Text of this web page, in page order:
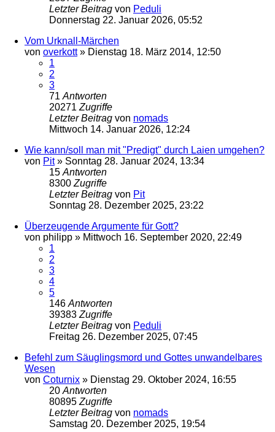
Letzter Beitrag von Peduli
Donnerstag 22. Januar 2026, 05:52
Vom Urknall-Märchen
von overkott» Dienstag 18. März 2014, 12:50
1
2
3
71 Antworten
20271 Zugriffe
Letzter Beitrag von nomads
Mittwoch 14. Januar 2026, 12:24
Wie kann/soll man mit "Predigt" durch Laien umgehen?
von Pit» Sonntag 28. Januar 2024, 13:34
15 Antworten
8300 Zugriffe
Letzter Beitrag von Pit
Sonntag 28. Dezember 2025, 23:22
Überzeugende Argumente für Gott?
von philipp » Mittwoch 16. September 2020, 22:49
1
2
3
4
5
146 Antworten
39383 Zugriffe
Letzter Beitrag von Peduli
Freitag 26. Dezember 2025, 07:45
Befehl zum Säuglingsmord und Gottes unwandelbares
Wesen
von Coturnix » Dienstag 29. Oktober 2024, 16:55
20 Antworten
80895 Zugriffe
Letzter Beitrag von nomads
Samstag 20. Dezember 2025, 19:54